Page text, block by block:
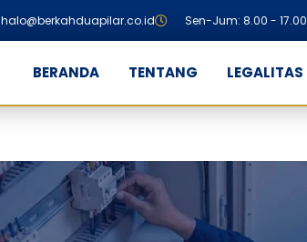
halo@berkahduapilar.co.id Sen-Jum: 8.00 - 17.00
BERANDA TENTANG LEGALITAS